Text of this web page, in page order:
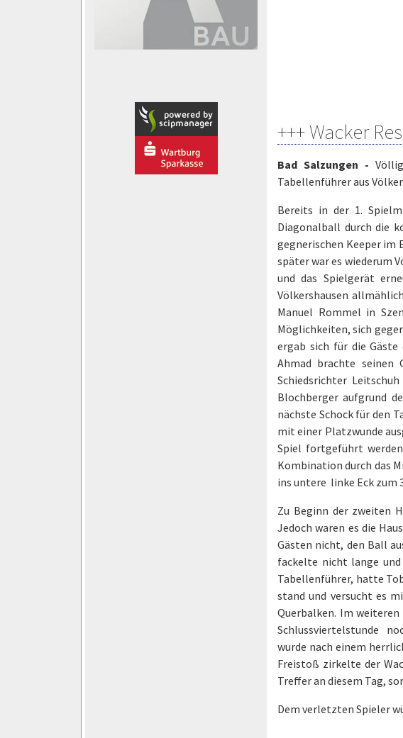
+++ Wacker
Bad Salzungen -
Tabellenführer aus
Bereits in der 1.
Diagonalball durch die
gegnerischen Keeper im
später war es wiederum
und das Spielgerät
Völkershausen
Manuel Rommel in
Möglichkeiten, sich
ergab sich für die
Ahmad brachte seinen
Schiedsrichter
Blochberger aufgrund
nächste Schock für den
mit einer Platzwunde
Spiel fortgeführt
Kombination durch das
ins untere linke Eck zum
Zu Beginn der zweiten
Jedoch waren es die
Gästen nicht, den Ball
fackelte nicht lange und
Tabellenführer, hatte
stand und versucht es
Querbalken. Im
Schlussviertelstunde
wurde nach einem
Freistoß zirkelte der
Treffer an diesem Tag,
Dem verletzten Spieler